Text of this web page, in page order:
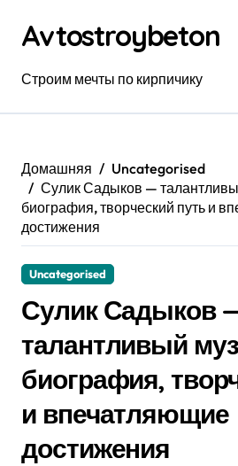
содержанию
Avtostroybeton
Строим мечты по кирпичику
Домашняя
Uncategorised
Сулик Садыков —
биография, творческий путь и
достижения
Uncategorised
Сулик Садыков
талантливый
биография,
и впечатляющие
достижения